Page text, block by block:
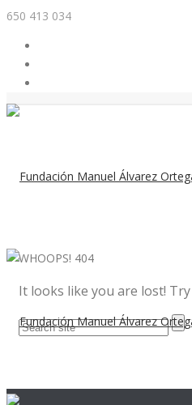
650 413 034
WHOOPS! 404
It looks like you are lost!